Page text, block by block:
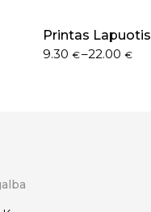
Printas Lapuotis
9.30 €–22.00€